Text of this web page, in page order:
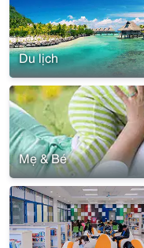
Du lịch
Mẹ & Bé